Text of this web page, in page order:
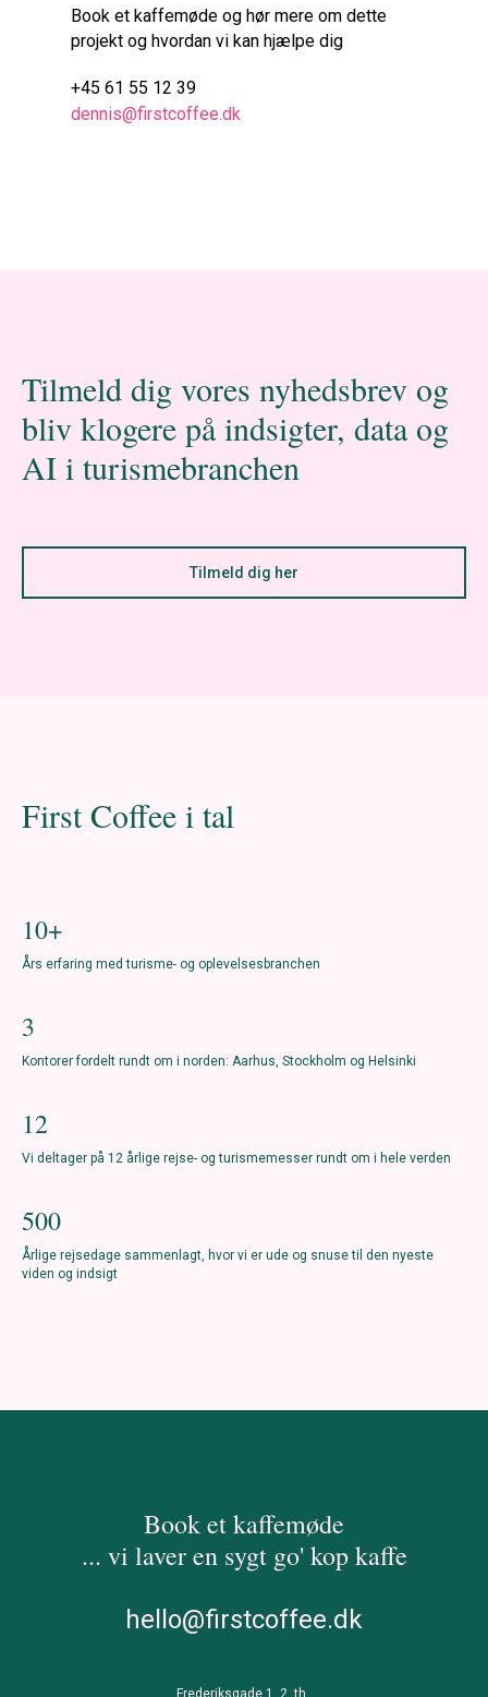
Book et kaffemøde og hør mere om dette
projekt og hvordan vi kan hjælpe dig
+45 61 55 12 39
dennis@firstcoffee.dk
Tilmeld dig vores nyhedsbrev og
bliv klogere på indsigter, data og
AI i turismebranchen
Tilmeld dig her
First Coffee i tal
10+
Års erfaring med turisme- og oplevelsesbranchen
3
Kontorer fordelt rundt om i norden: Aarhus, Stockholm og Helsinki
12
Vi deltager på 12 årlige rejse- og turismemesser rundt om i hele verden
500
Årlige rejsedage sammenlagt, hvor vi er ude og snuse til den nyeste
viden og indsigt
Book et kaffemøde
... vi laver en sygt go' kop kaffe
hello@firstcoffee.dk
Frederiksgade 1. 2, th.,